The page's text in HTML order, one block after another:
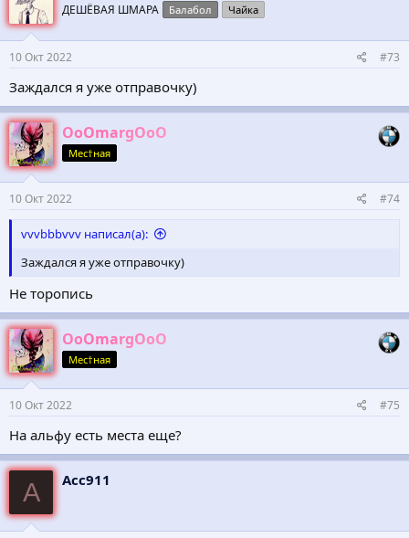
ДЕШЁВАЯ ШМАРА Балабол Чайка
10 Окт 2022 #73
Заждался я уже отправочку)
OoOmargOoO
Мес†ная
10 Окт 2022 #74
vvvbbbvvv написал(а):
Заждался я уже отправочку)
Не торопись
OoOmargOoO
Мес†ная
10 Окт 2022 #75
На альфу есть места еще?
A Acc911